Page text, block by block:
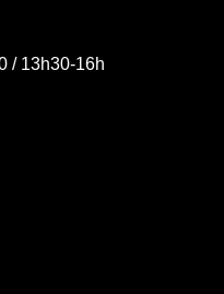
/ 13h30-16h